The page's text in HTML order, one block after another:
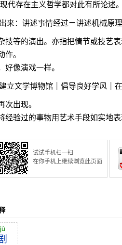
代存在主义哲学都对此有所论述
来：讲述事情经过ㄧ讲述机械原
技等的演出。亦指把情节或技艺
作。
好像演戏一样。
立文学博物馆｜倡导良好学风｜
次出现。
经验过的事物用艺术手段如实地
试试手机扫一扫
在你手机上继续浏览此页面
jù